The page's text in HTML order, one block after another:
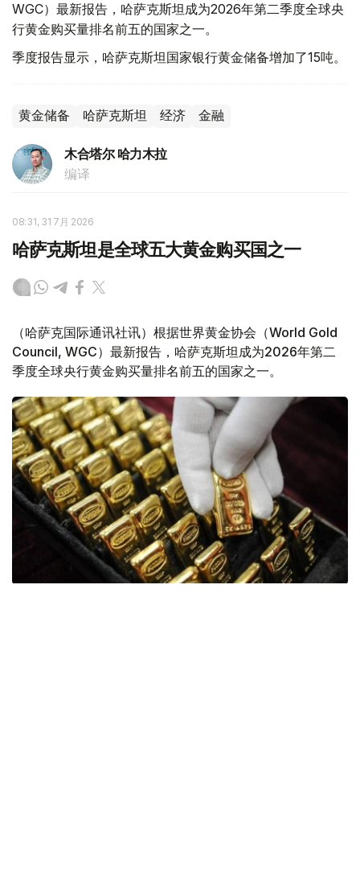
WGC）最新报告，哈萨克斯坦成为2026年第二季度全球央
行黄金购买量排名前五的国家之一。
季度报告显示，哈萨克斯坦国家银行黄金储备增加了15吨。
黄金储备 哈萨克斯坦 经济 金融
木合塔尔 哈力木拉
编译
08:31, 31 7月 2026
哈萨克斯坦是全球五大黄金购买国之一
（哈萨克国际通讯社讯）根据世界黄金协会（World Gold
Council, WGC）最新报告，哈萨克斯坦成为2026年第二
季度全球央行黄金购买量排名前五的国家之一。